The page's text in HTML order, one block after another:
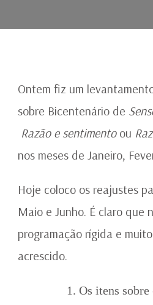
Ontem fiz um
sobre Bicentenário de
Razão e sentimento ou
nos meses de Janeiro,
Hoje coloco os reajustes
Maio e Junho. É claro que
programação rígida e
acrescido.
Os itens